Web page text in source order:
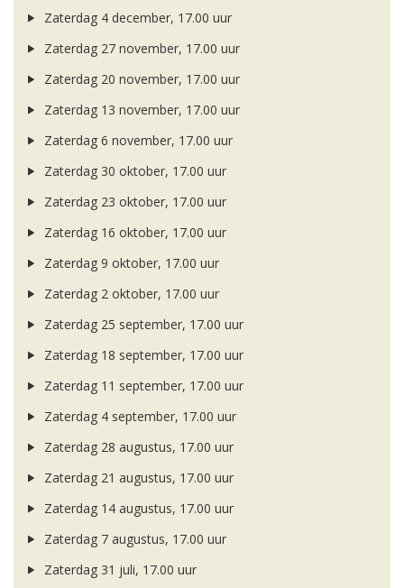
Zaterdag 4 december, 17.00 uur
Zaterdag 27 november, 17.00 uur
Zaterdag 20 november, 17.00 uur
Zaterdag 13 november, 17.00 uur
Zaterdag 6 november, 17.00 uur
Zaterdag 30 oktober, 17.00 uur
Zaterdag 23 oktober, 17.00 uur
Zaterdag 16 oktober, 17.00 uur
Zaterdag 9 oktober, 17.00 uur
Zaterdag 2 oktober, 17.00 uur
Zaterdag 25 september, 17.00 uur
Zaterdag 18 september, 17.00 uur
Zaterdag 11 september, 17.00 uur
Zaterdag 4 september, 17.00 uur
Zaterdag 28 augustus, 17.00 uur
Zaterdag 21 augustus, 17.00 uur
Zaterdag 14 augustus, 17.00 uur
Zaterdag 7 augustus, 17.00 uur
Zaterdag 31 juli, 17.00 uur